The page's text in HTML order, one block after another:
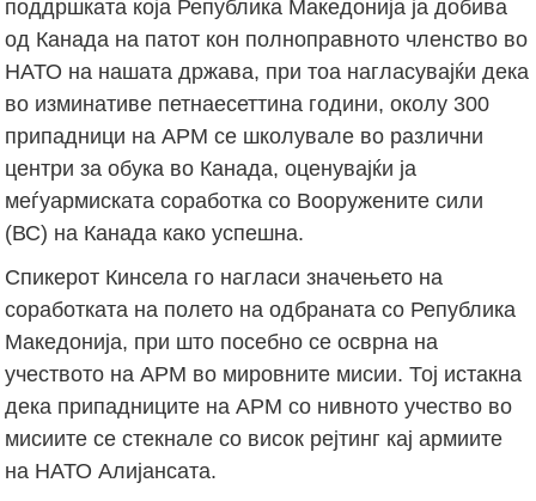
поддршката која Република Македонија ја добива
од Канада на патот кон полноправното членство во
НАТО на нашата држава, при тоа нагласувајќи дека
во изминативе петнаесеттина години, околу 300
припадници на АРМ се школувале во различни
центри за обука во Канада, оценувајќи ја
меѓуармиската соработка со Вооружените сили
(ВС) на Канада како успешна.
Спикерот Кинсела го нагласи значењето на
соработката на полето на одбраната со Република
Македонија, при што посебно се осврна на
учеството на АРМ во мировните мисии. Тој истакна
дека припадниците на АРМ со нивното учество во
мисиите се стекнале со висок рејтинг кај армиите
на НАТО Алијансата.